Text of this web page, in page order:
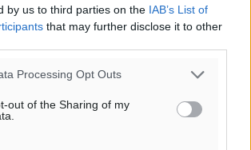
by us to third parties on the IAB’s List of
that may further disclose it to other
Processing Opt Outs
out of the Sharing of my